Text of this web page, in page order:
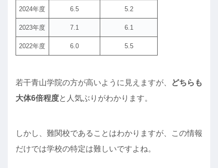
2024年度 6.5 5.2
2023年度 7.1 6.1
2022年度 6.0 5.5
若干青山学院の方が高いように見えますが、
どちらも
大体6倍程度と人気ぶりがわかります。
しかし、難関校であることはわかりますが、この情報
だけでは学校の特定は難しいですよね。